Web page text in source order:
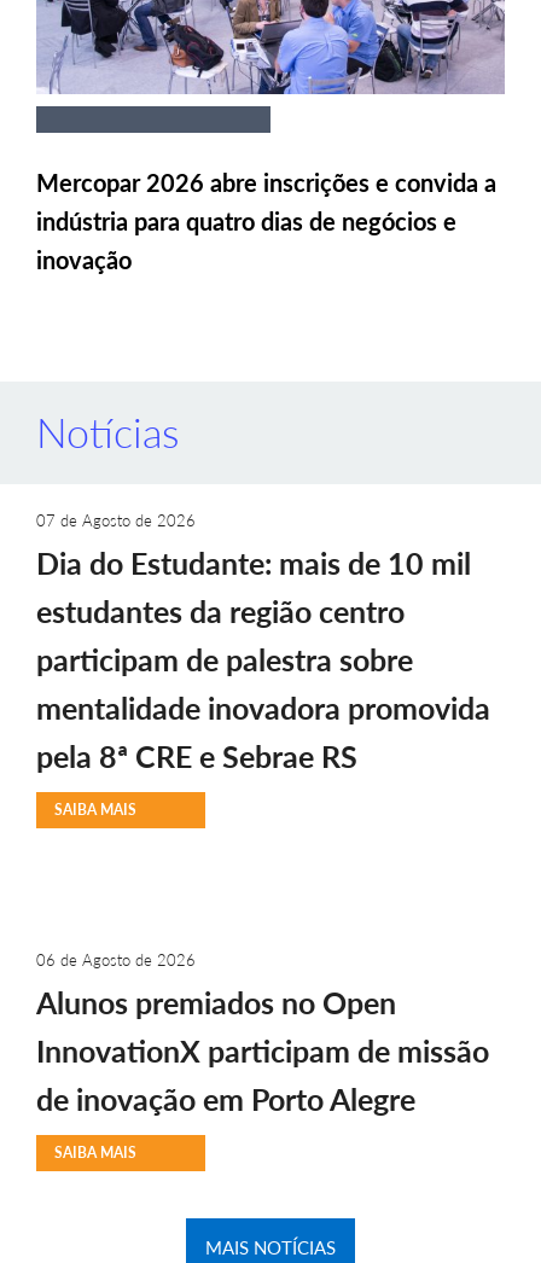
Mercopar 2026 abre inscrições e convida a
indústria para quatro dias de negócios e
inovação
Notícias
07 de Agosto de 2026
Dia do Estudante: mais de 10 mil
estudantes da região centro
participam de palestra sobre
mentalidade inovadora promovida
pela 8ª CRE e Sebrae RS
SAIBA MAIS
06 de Agosto de 2026
Alunos premiados no Open
InnovationX participam de missão
de inovação em Porto Alegre
SAIBA MAIS
MAIS NOTÍCIAS